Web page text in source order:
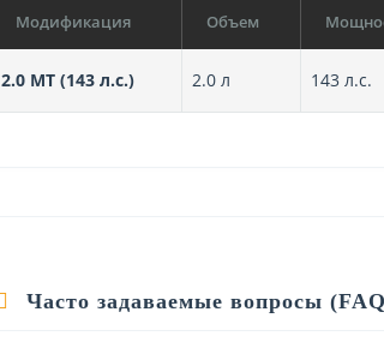
Модификация Объем
2.0 MT (143 л.с.) 2.0 л 143 л.с.
Часто задаваемые вопросы